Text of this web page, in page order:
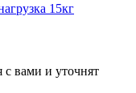
15кг
вами и уточнят